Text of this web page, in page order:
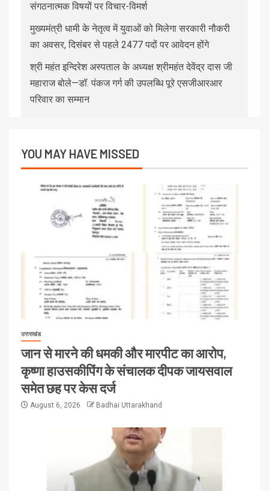
संगठनात्मक विषयों पर विचार-विमर्श
मुख्यमंत्री धामी के नेतृत्व में युवाओं को मिलेगा सरकारी नौकरी
का अवसर, दिसंबर से पहले 2477 पदों पर आवेदन होंगे
श्री महंत इन्दिरेश अस्पताल के अध्यक्ष श्रीमहंत देवेंद्र दास जी
महाराज बोले—डॉ. पंकज गर्ग की उपलब्धि पूरे एसजीआरआर
परिवार का सम्मान
YOU MAY HAVE MISSED
उत्तराखंड
जान से मारने की धमकी और मारपीट का आरोप,
कृष्णा हाउसकीपिंग के संचालक दीपक जायसवाल
समेत छह पर केस दर्ज
August 6, 2026 Badhai Uttarakhand